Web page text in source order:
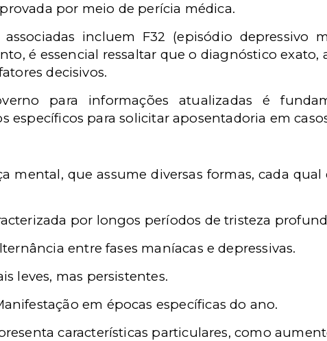
por meio de perícia médica.
incluem F32 (episódio depressivo
é essencial ressaltar que o diagnóstico exato,
decisivos.
para informações atualizadas é
específicos para solicitar aposentadoria em
mental, que assume diversas formas, cada
por longos períodos de tristeza
entre fases maníacas e depressivas.
leves, mas persistentes.
em épocas específicas do ano.
características particulares, como